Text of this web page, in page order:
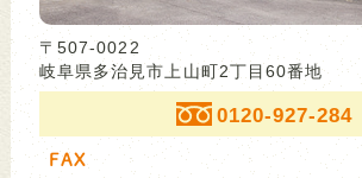
〒507-0022
岐阜県多治見市上山町2丁目60番地
0120-927-284
FAX